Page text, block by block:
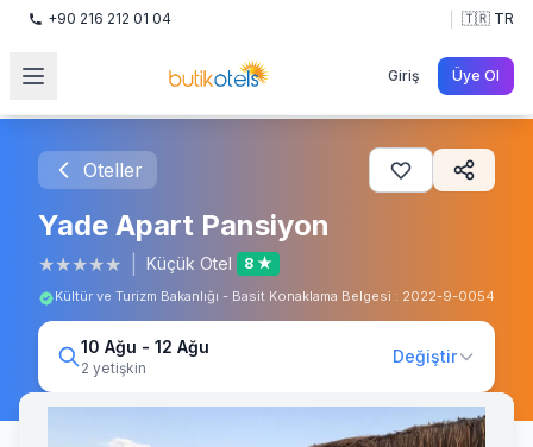
+90 216 212 01 04 🇹🇷 TR
Giriş Üye Ol
Oteller
Yade Apart Pansiyon
★★★★★ Küçük Otel 8 ★
Kültür ve Turizm Bakanlığı - Basit Konaklama Belgesi : 2022-9-0054
10 Ağu - 12 Ağu
2 yetişkin
Değiştir